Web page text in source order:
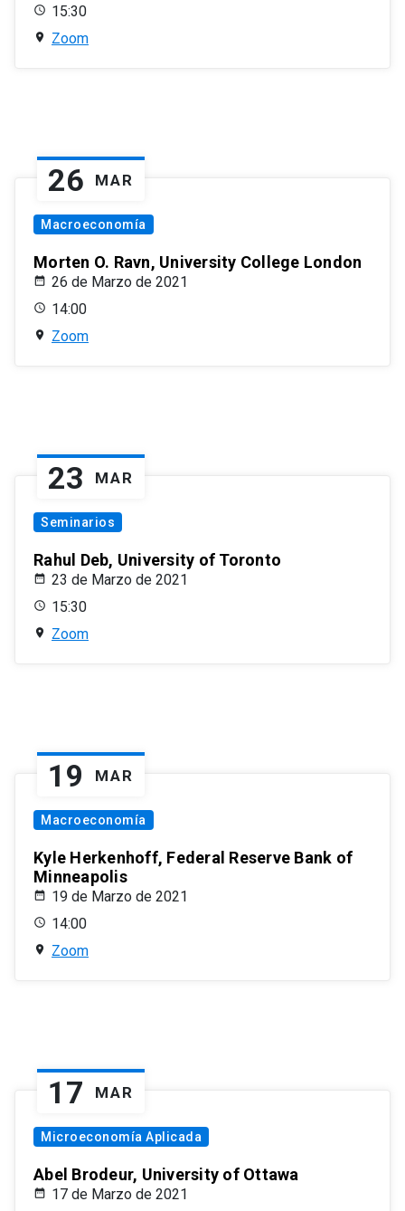
15:30
Zoom
26 MAR
Macroeconomía
Morten O. Ravn, University College London
26 de Marzo de 2021
14:00
Zoom
23 MAR
Seminarios
Rahul Deb, University of Toronto
23 de Marzo de 2021
15:30
Zoom
19 MAR
Macroeconomía
Kyle Herkenhoff, Federal Reserve Bank of
Minneapolis
19 de Marzo de 2021
14:00
Zoom
17 MAR
Microeconomía Aplicada
Abel Brodeur, University of Ottawa
17 de Marzo de 2021